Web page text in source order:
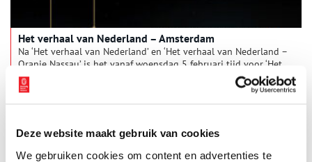
Deze website maakt gebruik van cookies
We gebruiken cookies om content en advertenties te
Het verhaal van Nederland – Amsterdam
Na ‘Het verhaal van Nederland’ en ‘Het verhaal van Nederland –
Oranje Nassau’ is het vanaf woensdag 5 februari tijd voor ‘Het
verhaal van Nederland- Amsterdam’. In dit nieuwe verhaal
neemt verteller Daan Schuurmans de kijker mee door 750 jaar
geschiedenis van onze hoofdstad. Daan: “Het was een
het rijke verhaal van Amsterdam te vertellen. Een verhaal over
een stad die zijn gelijke niet kent in de wereld. Onze
hoofdstad.”